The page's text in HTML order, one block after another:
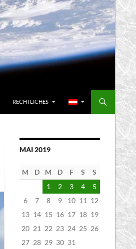
RECHTLICHES
MAI 2019
M D M D F S
S
1
2 3 4
5
6
7 8 9 10 11 12
13 14 15 16 17 18 19
20 21 22 23 24 25 26
27 28 29 30 31